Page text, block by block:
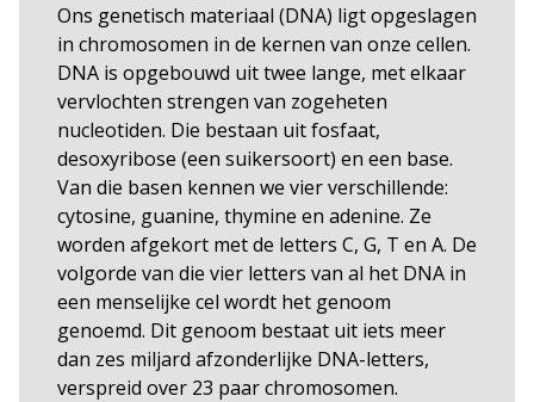
Ons genetisch materiaal (DNA) ligt opgeslagen
in chromosomen in de kernen van onze cellen.
DNA is opgebouwd uit twee lange, met elkaar
vervlochten strengen van zogeheten
nucleotiden. Die bestaan uit fosfaat,
desoxyribose (een suikersoort) en een base.
Van die basen kennen we vier verschillende:
cytosine, guanine, thymine en adenine. Ze
worden afgekort met de letters C, G, T en A. De
volgorde van die vier letters van al het DNA in
een menselijke cel wordt het genoom
genoemd. Dit genoom bestaat uit iets meer
dan zes miljard afzonderlijke DNA-letters,
verspreid over 23 paar chromosomen.